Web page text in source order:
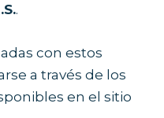
.
con estos
a través de los
en el sitio